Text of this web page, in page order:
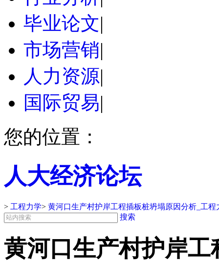
毕业论文|
市场营销|
人力资源|
国际贸易|
您的位置：
人大经济论坛
> 工程力学> 黄河口生产村护岸工程插板桩坍塌原因分析_工程
搜索
黄河口生产村护岸